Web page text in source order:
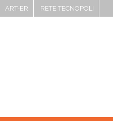
ART-ER RETE TECNOPOLI